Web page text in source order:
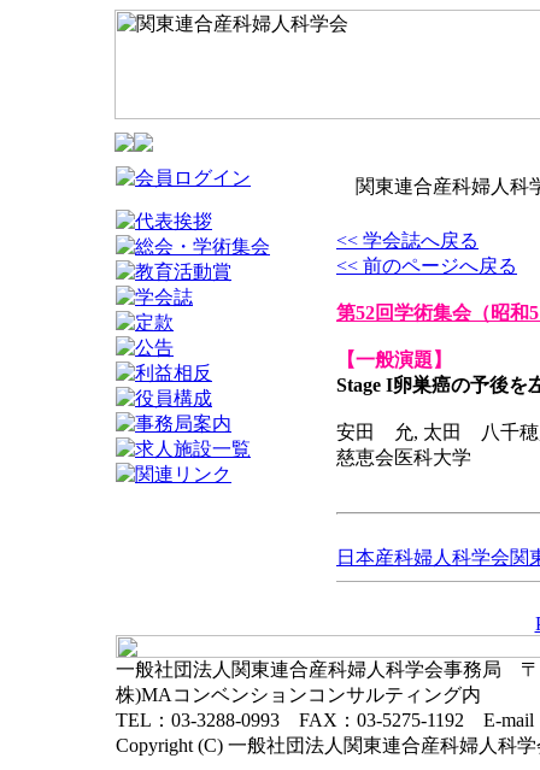
関東連合産科婦人科
<< 学会誌へ戻る
<< 前のページへ戻る
第52回学術集会（昭和
【一般演題】
Stage I卵巣癌の予後を
安田 允, 太田 八千
慈恵会医科大学
日本産科婦人科学会関
一般社団法人関東連合産科婦人科学会事務局 〒
株)MAコンベンションコンサルティング内
TEL：03-3288-0993 FAX：03-5275-1192 E-mail
Copyright (C) 一般社団法人関東連合産科婦人科